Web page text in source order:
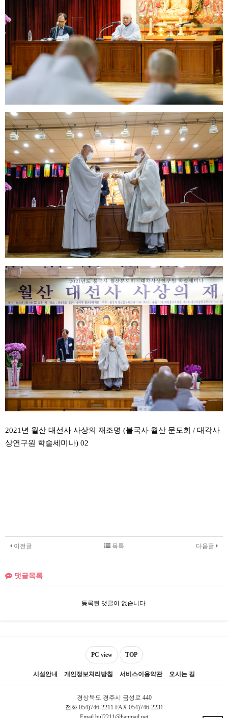
2021년 월산 대선사 사상의 재조명 (불국사 월산 문도회 / 대각사
상연구원 학술세미나) 02
이전글 다음글
목록
댓글목록
등록된 댓글이 없습니다.
PC view TOP
시설안내 개인정보처리방침 서비스이용약관 오시는 길
경상북도 경주시 금성로 440
전화 054)746-2211 FAX 054)746-2231